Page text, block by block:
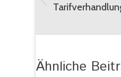
Vorheriger
Ähnliche